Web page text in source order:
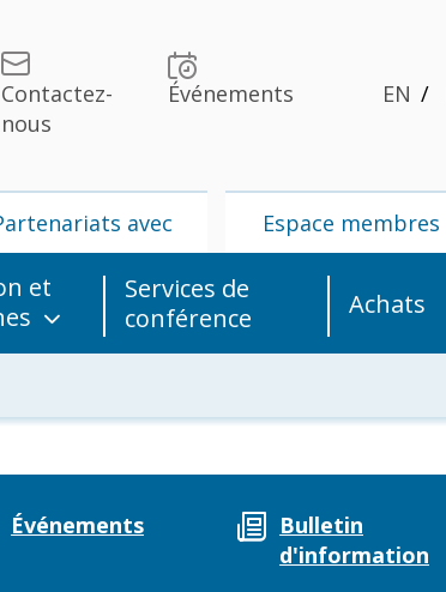
Contactez-
nous
Événements EN
avec
l’UPU
Espace membres
et
Services de
conférence
Achats
avec l’UPU
Événements
Bulletin
d'information